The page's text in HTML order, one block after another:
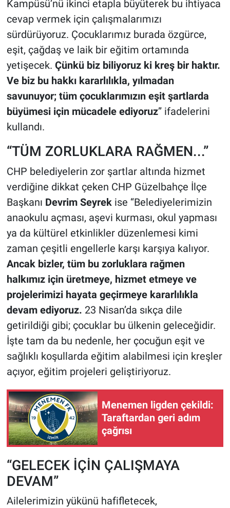
Kampüsü’nü ikinci etapla büyüterek bu ihtiyaca
cevap vermek için çalışmalarımızı
sürdürüyoruz. Çocuklarımız burada özgürce,
eşit, çağdaş ve laik bir eğitim ortamında
yetişecek. Çünkü biz biliyoruz ki kreş bir haktır.
Ve biz bu hakkı kararlılıkla, yılmadan
savunuyor; tüm çocuklarımızın eşit şartlarda
büyümesi için mücadele ediyoruz” ifadelerini
kullandı.
“TÜM ZORLUKLARA RAĞMEN...”
CHP belediyelerin zor şartlar altında hizmet
verdiğine dikkat çeken CHP Güzelbahçe İlçe
Başkanı Devrim Seyrekise ‘‘Belediyelerimizin
anaokulu açması, aşevi kurması, okul yapması
ya da kültürel etkinlikler düzenlemesi kimi
zaman çeşitli engellerle karşı karşıya kalıyor.
Ancak bizler, tüm bu zorluklara rağmen
halkımız için üretmeye, hizmet etmeye ve
projelerimizi hayata geçirmeye kararlılıkla
devam ediyoruz. 23 Nisan’da sıkça dile
getirildiği gibi; çocuklar bu ülkenin geleceğidir.
İşte tam da bu nedenle, her çocuğun eşit ve
sağlıklı koşullarda eğitim alabilmesi için kreşler
açıyor, eğitim projeleri geliştiriyoruz.
Menemen ligden çekildi:
Taraftardan geri adım
çağrısı
“GELECEK İÇİN ÇALIŞMAYA
DEVAM”
Ailelerimizin yükünü hafifletecek,